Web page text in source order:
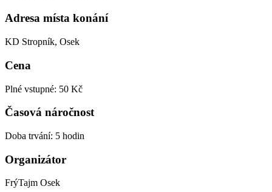
Adresa místa konání
KD Stropník, Osek
Cena
Plné vstupné: 50 Kč
Časová náročnost
Doba trvání: 5 hodin
Organizátor
FrýTajm Osek